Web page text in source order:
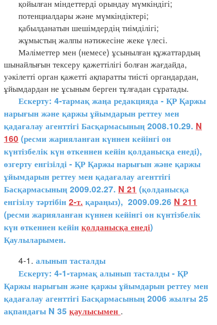
қойылған міндеттерді орындау мүмкіндігі;
потенциалдары және мүмкіндіктері;
қабылданатын шешімдердің тиімділігі;
жұмыстың жалпы нәтижесіне жеке үлесі.
Мәліметтер мен (немесе) ұсынылған құжаттардың
шынайлығын тексеру қажеттілігі болған жағдайда,
уәкілетті орган қажетті ақпаратты тиісті органдардан,
ұйымдардан не ұсыным берген тұлғадан сұратады.
Ескерту: 4-тармақ жаңа редакцияда - ҚР Қаржы
нарығын және қаржы ұйымдарын реттеу мен
қадағалау агенттігі Басқармасының 2008.10.29. N
160 (ресми жарияланған күннен кейінгі он
күнтізбелік күн өткеннен кейін қолданысқа енеді),
өзгерту енгізілді - ҚР Қаржы нарығын және қаржы
ұйымдарын реттеу мен қадағалау агенттігі
Басқармасының 2009.02.27. N 21 (қолданысқа
енгізілу тәртібін 2-т. қараңыз), 2009.09.26 N 211
(ресми жарияланған күннен кейінгі он күнтізбелік
күн өткеннен кейін қолданысқа енеді)
Қаулыларымен.
4-1. алынып тасталды
Ескерту: 4-1-тармақ алынып тасталды - ҚР
Қаржы нарығын және қаржы ұйымдарын реттеу мен
қадағалау агенттігі Басқармасының 2006 жылғы 25
ақпандағы N 35 қаулысымен .